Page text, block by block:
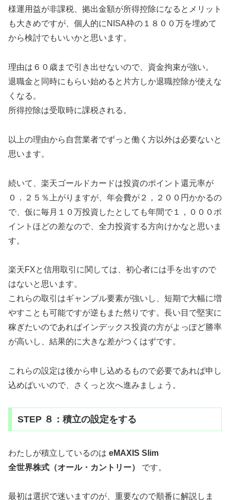
様運用益が非課税、拠出金額が所得控除になるとメリット
も大きめですが、個人的にNISA枠の１８００万を埋めて
から検討でもいいかと思います。
理由は６０歳まで引き出せないので、資金拘束が強い。
退職金と同時にもらい始めると片方しか退職控除が使えな
くなる。
所得控除は受取時に課税される。
以上の理由から自営業者でずっと働く方以外は必要ないと
思います。
続いて、楽天ゴールドカードは投資のポイント還元率が
０．２５％上がりますが、年会費が２，２００円かかるの
で、仮に毎月１０万投資したとしても年間で１，０００ポ
イントほどの差なので、全力投資する方向けかなと思いま
す。
楽天FXと信用取引に関しては、初心者には手を出すので
はないと思います。
これらの取引はギャンブル要素が強いし、短期で大幅に増
やすことも可能ですが逆もまた然りです。長い目で堅実に
稼ぎたいのであればインデックス投資の方がよっぽど勝率
が高いし、結果的に大きな差がつくはずです。
これらの設定は後から申し込めるもので必要であれば申し
込めばいいので、さくっと次へ進みましょう。
STEP ８：積立の設定をする
わたしが積立しているのは eMAXIS Slim
全世界株式（オール・カントリー）
です。
最初は選択で迷いますのが、重要なので順番に解説しま